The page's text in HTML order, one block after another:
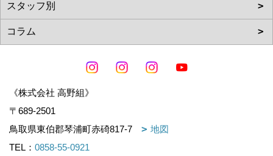
《株式会社 高野組》
〒689-2501
鳥取県東伯郡琴浦町赤碕817-7
地図
TEL： 0858-55-0921